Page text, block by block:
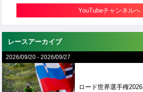
YouTubeチャンネルへ
レースアーカイブ
2026/09/20 -2026/09/27
ロード世界選手権2026